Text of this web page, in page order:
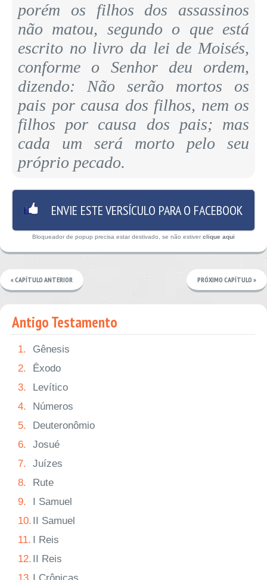
porém os filhos dos assassinos
não matou, segundo o que está
escrito no livro da lei de Moisés,
conforme o Senhor deu ordem,
dizendo: Não serão mortos os
pais por causa dos filhos, nem os
filhos por causa dos pais; mas
cada um será morto pelo seu
próprio pecado.
ENVIE ESTE VERSÍCULO PARA O FACEBOOK
Bloqueador de popup precisa estar destivado, se não estiver clique aqui
« CAPÍTULO ANTERIOR PRÓXIMO CAPÍTULO »
Antigo Testamento
1.
Gênesis
2.
Êxodo
3.
Levítico
4.
Números
5.
Deuteronômio
6.
Josué
7.
Juízes
8.
Rute
9.
I Samuel
10. II Samuel
11. I Reis
12. II Reis